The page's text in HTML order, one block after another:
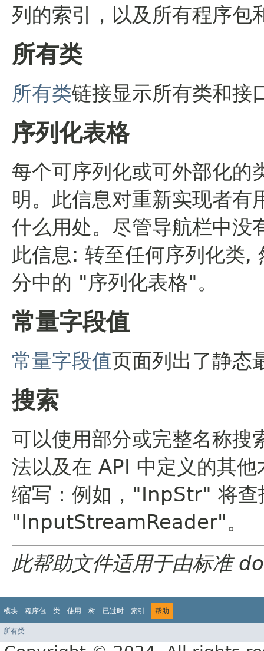
列的索引，以及所有程序包
所有类
所有类链接显示所有类和接
序列化表格
每个可序列化或可外部化的
明。此信息对重新实现者
什么用处。尽管导航栏中没
此信息: 转至任何序列化类
分中的 "序列化表格"。
常量字段值
常量字段值页面列出了静态
搜索
可以使用部分或完整名称搜
法以及在 API 中定义的其
缩写：例如，"InpStr" 将
"InputStreamReader"。
此帮助文件适用于由标准
模块 程序包 类 使用 树 已过时 索引 帮助
所有类